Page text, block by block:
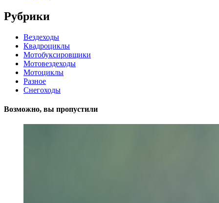
Рубрики
Вездеходы
Квадроциклы
Мотобуксировщики
Мотовездеходы
Мотоциклы
Разное
Снегоходы
Возможно, вы пропустили